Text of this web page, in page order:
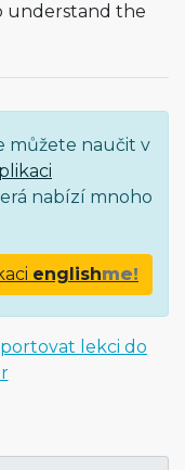
understand the
můžete naučit v
nabízí mnoho
englishme!
lekci do